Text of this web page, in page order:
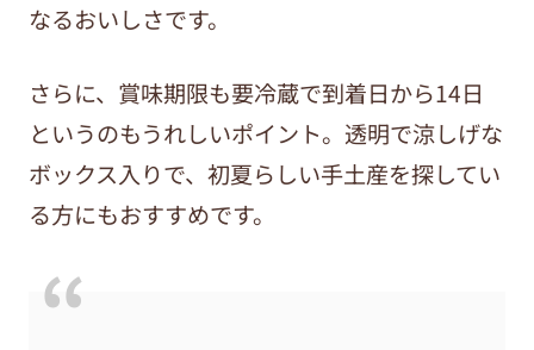
なるおいしさです。
さらに、賞味期限も要冷蔵で到着日から14日
というのもうれしいポイント。透明で涼しげな
ボックス入りで、初夏らしい手土産を探してい
る方にもおすすめです。